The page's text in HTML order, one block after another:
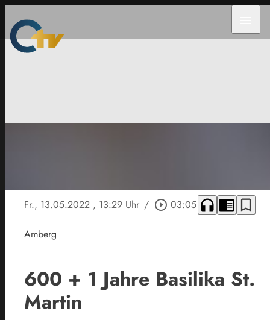
Fr., 13.05.2022 , 13:29 Uhr / play_circle_outline 03:05 headphones chrome_reader_mode bookmark_border
Amberg
600 + 1 Jahre Basilika St.
Martin